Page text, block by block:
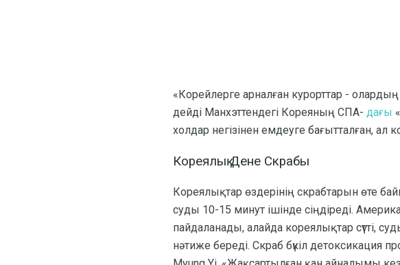
«Корейлерге арналған курорттар -
дейді Манхэттендегі Кореяның СПА- дағы «
холдар негізінен емдеуге бағытталған, ал
Кореялық Дене Скрабы
Кореялықтар өздерінің скрабтарын өте
суды 10-15 минут ішінде сіңдіреді.
пайдаланады, алайда кореялықтар сүтті,
нәтиже береді. Скраб бүкіл детоксикация